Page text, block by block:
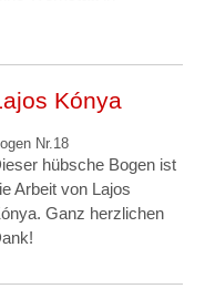
Kónya
Nr.18
hübsche Bogen ist
Arbeit von Lajos
Ganz herzlichen